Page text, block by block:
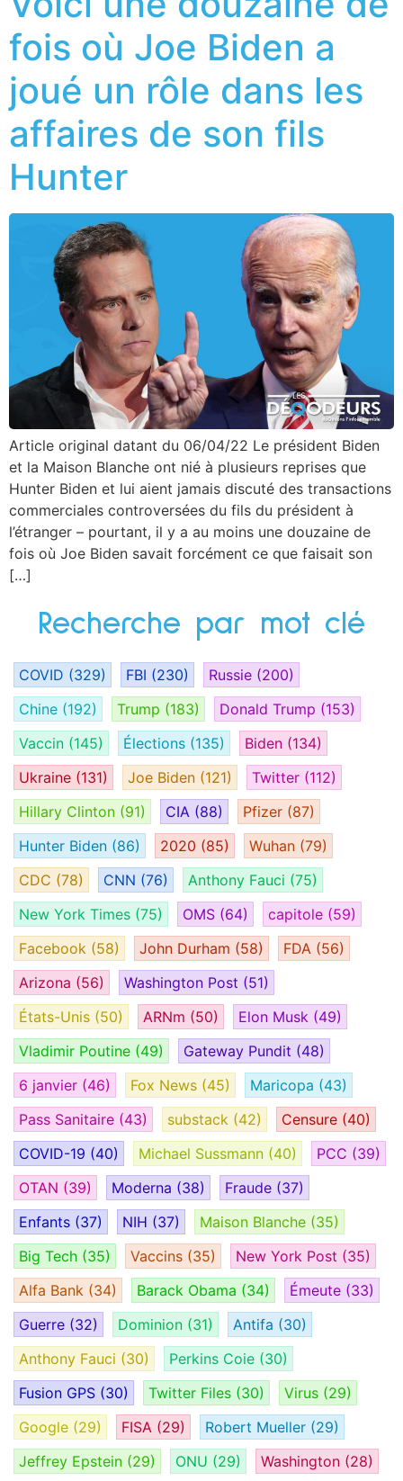
fois où Joe Biden a
joué un rôle dans les
affaires de son fils
Hunter
Article original datant du 06/04/22 Le président Biden
et la Maison Blanche ont nié à plusieurs reprises que
Hunter Biden et lui aient jamais discuté des transactions
commerciales controversées du fils du président à
l’étranger – pourtant, il y a au moins une douzaine de
fois où Joe Biden savait forcément ce que faisait son
[…]
Recherche par mot clé
COVID (329) FBI (230) Russie (200)
Chine (192) Trump (183) Donald Trump (153)
Vaccin (145) Élections (135) Biden (134)
Ukraine (131) Joe Biden (121) Twitter (112)
Hillary Clinton (91) CIA (88) Pfizer (87)
Hunter Biden (86) 2020 (85) Wuhan (79)
CDC (78) CNN (76) Anthony Fauci (75)
New York Times (75) OMS (64) capitole (59)
Facebook (58) John Durham (58) FDA (56)
Arizona (56) Washington Post (51)
États-Unis (50) ARNm (50) Elon Musk (49)
Vladimir Poutine (49) Gateway Pundit (48)
6 janvier (46) Fox News (45) Maricopa (43)
Pass Sanitaire (43) substack (42) Censure (40)
COVID-19 (40) Michael Sussmann (40) PCC (39)
OTAN (39) Moderna (38) Fraude (37)
Enfants (37) NIH (37) Maison Blanche (35)
Big Tech (35) Vaccins (35) New York Post (35)
Alfa Bank (34) Barack Obama (34) Émeute (33)
Guerre (32) Dominion (31) Antifa (30)
Anthony Fauci (30) Perkins Coie (30)
Fusion GPS (30) Twitter Files (30) Virus (29)
Google (29) FISA (29) Robert Mueller (29)
Jeffrey Epstein (29) ONU (29) Washington (28)